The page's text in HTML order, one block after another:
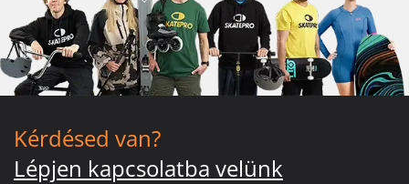
Kérdésed van?
Lépjen kapcsolatba velünk